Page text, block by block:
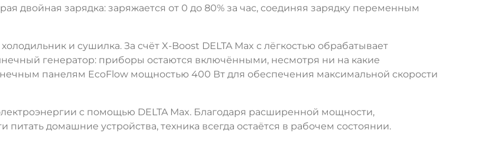
двойная зарядка: заряжается от 0 до 80% за час, соединяя зарядку переменным
и сушилка. За счёт X-Boost DELTA Max с лёгкостью обрабатывает
генератор: приборы остаются включёнными, несмотря ни на какие
панелям EcoFlow мощностью 400 Вт для обеспечения максимальной скорости
с помощью DELTA Max. Благодаря расширенной мощности,
домашние устройства, техника всегда остаётся в рабочем состоянии.